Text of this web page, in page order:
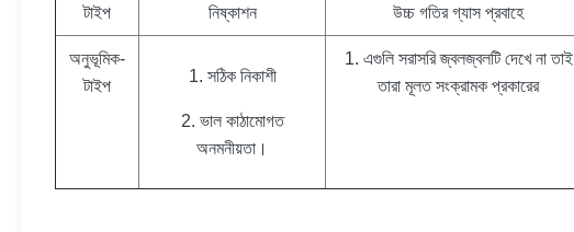
টাইপ
নিষ্কাশন
উচ্চ গতির গ্যাস প্রবাহে
অনুভূমিক-
টাইপ
1. সঠিক নিকাশী
2. ভাল কাঠামোগত
অনমনীয়তা।
1. এগুলি সরাসরি জ্বলজ্বলটি দেখে না তাই
তারা মূলত সংক্রামক প্রকারের